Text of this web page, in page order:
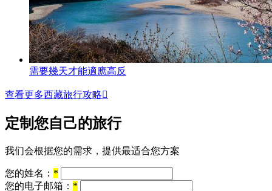
需要幾天才能適應高反
查看更多西藏旅行攻略
定制您自己的旅行
我们会根据您的需求，提供最适合您方案
您的姓名： *
您的电子邮箱： *